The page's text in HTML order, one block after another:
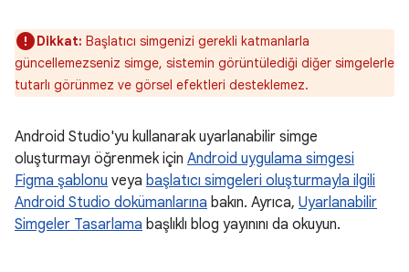
Dikkat: Başlatıcı simgenizi gerekli katmanlarla
güncellemezseniz simge, sistemin görüntülediği diğer simgelerle
tutarlı görünmez ve görsel efektleri desteklemez.
Android Studio'yu kullanarak uyarlanabilir simge
oluşturmayı öğrenmek için Android uygulama simgesi
Figma şablonu veya başlatıcı simgeleri oluşturmayla ilgili
Android Studio dokümanlarına bakın. Ayrıca, Uyarlanabilir
Simgeler Tasarlama başlıklı blog yayınını da okuyun.